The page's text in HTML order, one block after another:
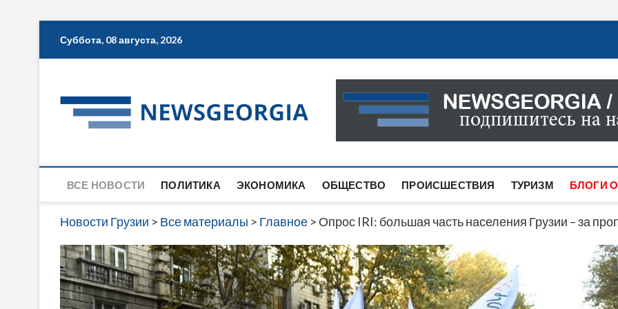
Суббота, 08 августа, 2026
Новости Грузии
САМАЯ АКТУАЛЬНАЯ ИНФОРМАЦИЯ О СОБЫТИЯХ
САЙТЕ ВЫ НАЙДЕТЕ НОВОСТИ ПОЛИТИКИ,
ВСЕ НОВОСТИ ПОЛИТИКА ЭКОНОМИКА ОБЩЕСТВО ПРОИСШЕСТВИЯ ТУРИЗМ БЛОГИ
Новости Грузии > Все материалы > Главное > Опрос IRI: большая часть населения Грузии – за